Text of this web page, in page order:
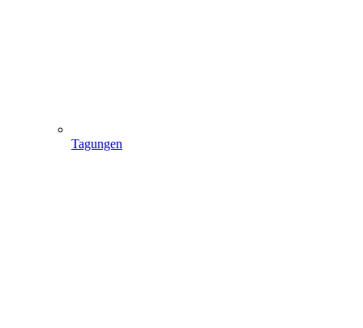
Tagungen